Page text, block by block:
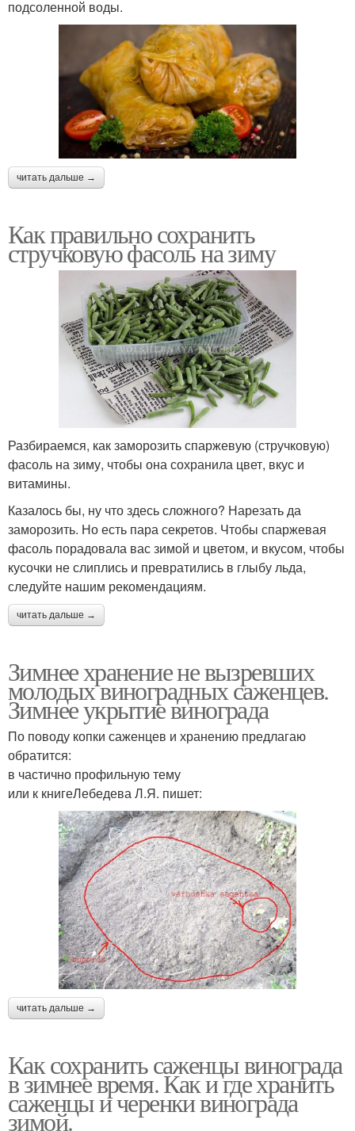
подсоленной воды.
читать дальше →
Как правильно сохранить
стручковую фасоль на зиму
Разбираемся, как заморозить спаржевую (стручковую)
фасоль на зиму, чтобы она сохранила цвет, вкус и
витамины.
Казалось бы, ну что здесь сложного? Нарезать да
заморозить. Но есть пара секретов. Чтобы спаржевая
фасоль порадовала вас зимой и цветом, и вкусом, чтобы
кусочки не слиплись и превратились в глыбу льда,
следуйте нашим рекомендациям.
читать дальше →
Зимнее хранение не вызревших
молодых виноградных саженцев.
Зимнее укрытие винограда
По поводу копки саженцев и хранению предлагаю
обратится:
в частично профильную тему
или к книгеЛебедева Л.Я. пишет:
читать дальше →
Как сохранить саженцы винограда
в зимнее время. Как и где хранить
саженцы и черенки винограда
зимой.